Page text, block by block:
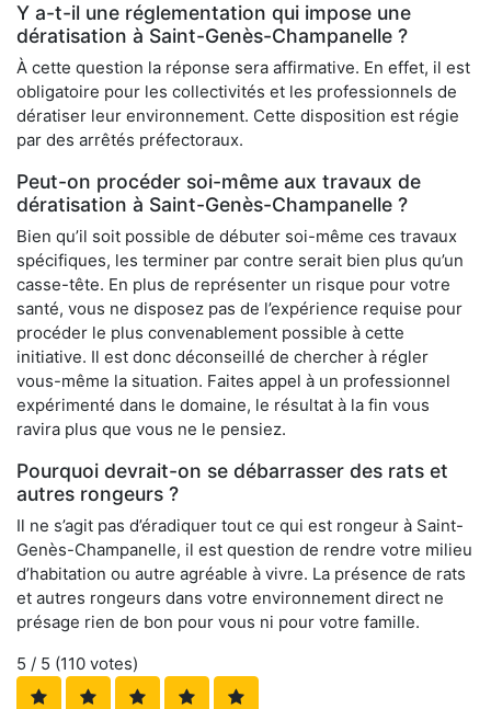
Y a-t-il une réglementation qui impose une
dératisation à Saint-Genès-Champanelle ?
À cette question la réponse sera affirmative. En effet, il est
obligatoire pour les collectivités et les professionnels de
dératiser leur environnement. Cette disposition est régie
par des arrêtés préfectoraux.
Peut-on procéder soi-même aux travaux de
dératisation à Saint-Genès-Champanelle ?
Bien qu’il soit possible de débuter soi-même ces travaux
spécifiques, les terminer par contre serait bien plus qu’un
casse-tête. En plus de représenter un risque pour votre
santé, vous ne disposez pas de l’expérience requise pour
procéder le plus convenablement possible à cette
initiative. Il est donc déconseillé de chercher à régler
vous-même la situation. Faites appel à un professionnel
expérimenté dans le domaine, le résultat à la fin vous
ravira plus que vous ne le pensiez.
Pourquoi devrait-on se débarrasser des rats et
autres rongeurs ?
Il ne s’agit pas d’éradiquer tout ce qui est rongeur à Saint-
Genès-Champanelle, il est question de rendre votre milieu
d’habitation ou autre agréable à vivre. La présence de rats
et autres rongeurs dans votre environnement direct ne
présage rien de bon pour vous ni pour votre famille.
5 / 5 (110 votes)